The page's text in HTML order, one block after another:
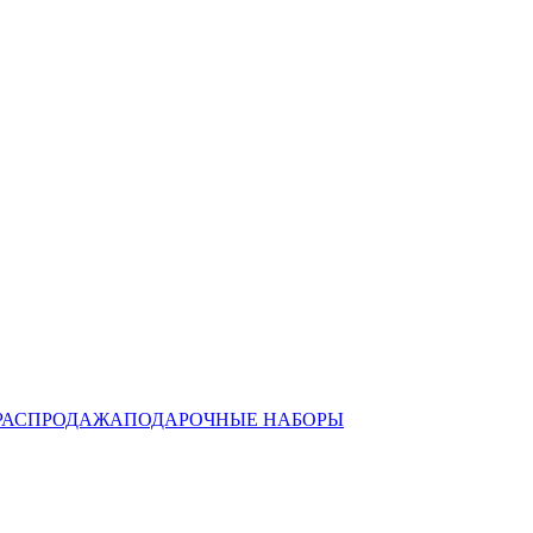
ПОДАРОЧНЫЕ НАБОРЫ